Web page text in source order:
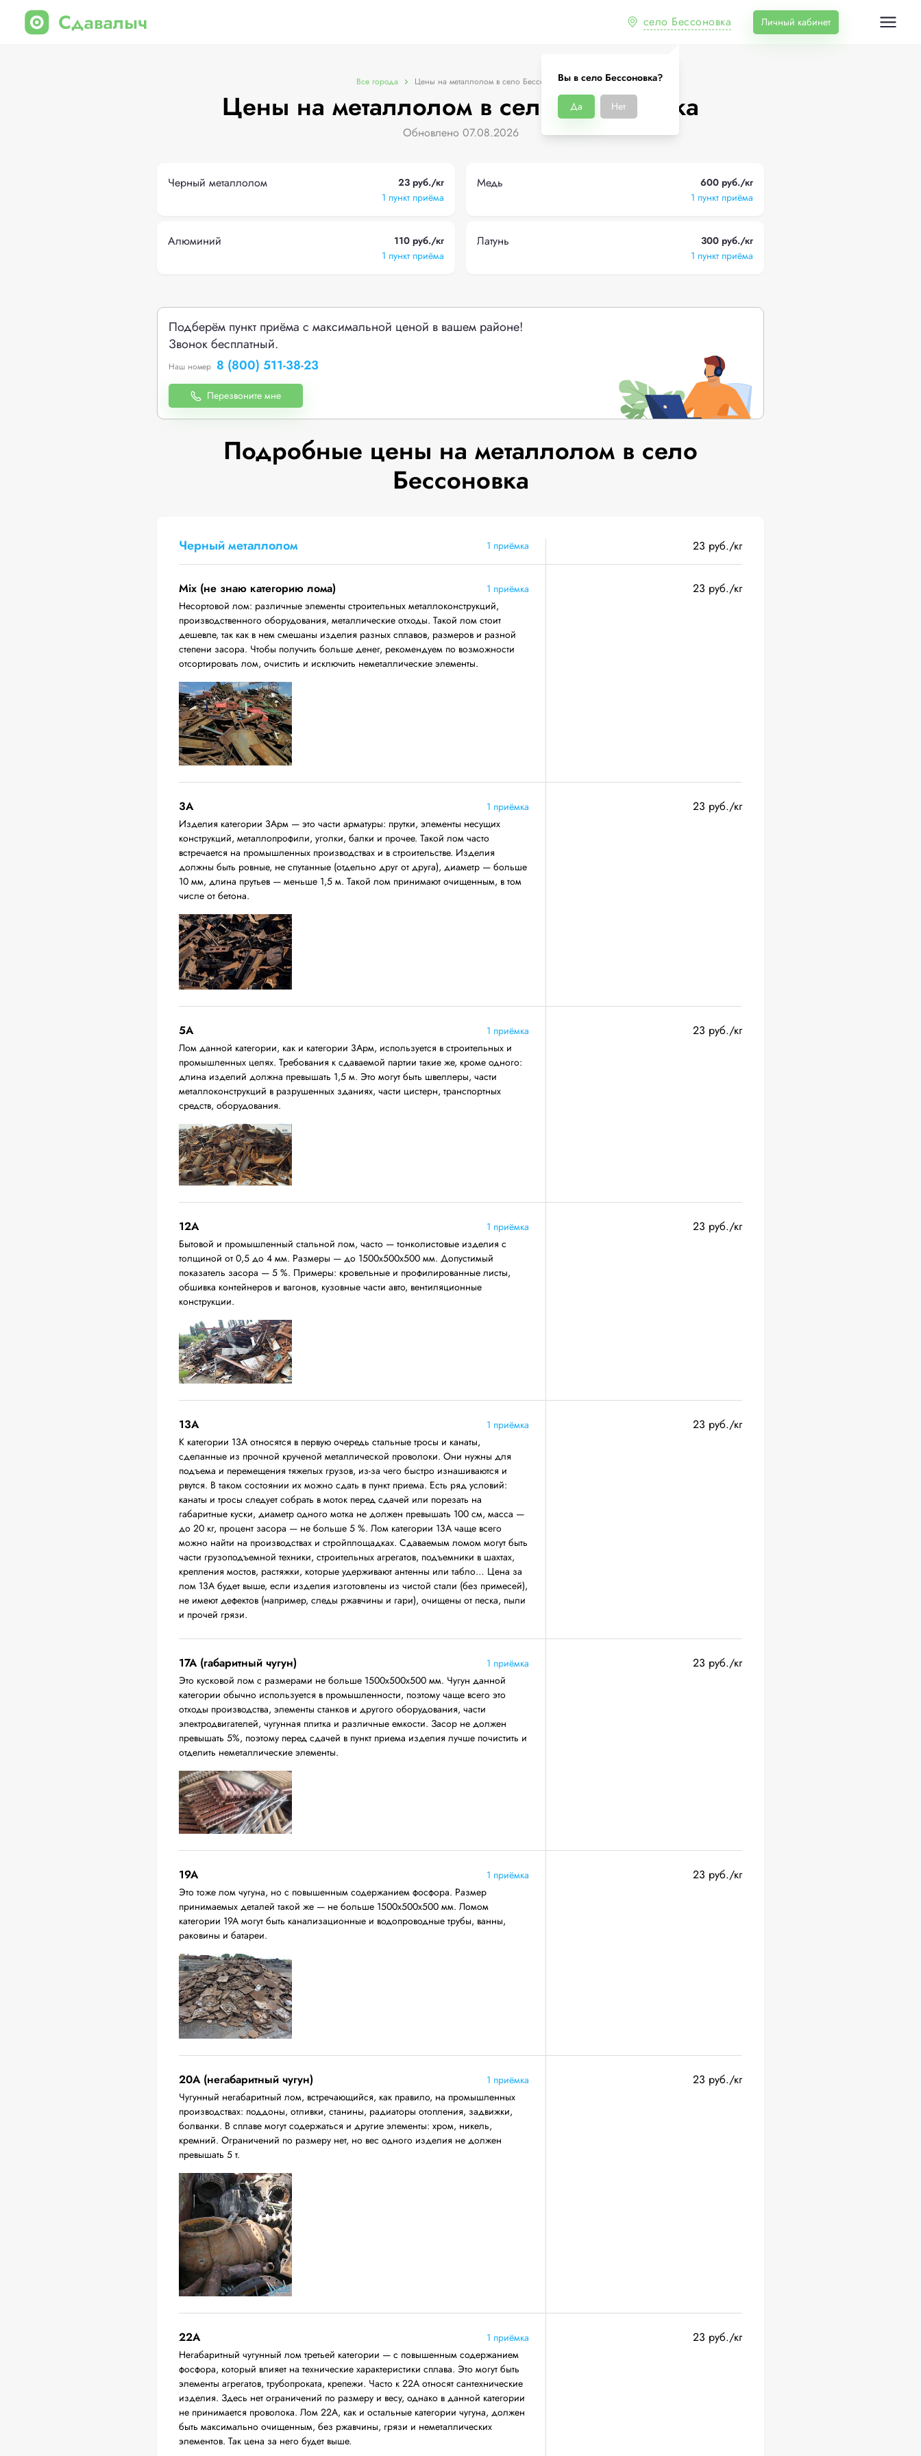
село Бессоновка
Вы в село Бессоновка?
Да Нет
Личный кабинет
Все города Цены на металлолом в село Бессоновка
Цены на металлолом в село Бессоновка
Обновлено 07.08.2026
Черный металлолом
23 руб./кг
1 пункт приёма
Медь
600 руб./кг
1 пункт приёма
Алюминий
110 руб./кг
1 пункт приёма
Латунь
300 руб./кг
1 пункт приёма
Подберём пункт приёма с максимальной ценой в вашем районе!
Звонок бесплатный.
Наш номер 8 (800) 511-38-23
Перезвоните мне
Подробные цены на металлолом в село
Бессоновка
Черный металлолом 1 приёмка 23 руб./кг
Mix (не знаю категорию лома)
1 приёмка
Несортовой лом: различные элементы строительных металлоконструкций,
производственного оборудования, металлические отходы. Такой лом стоит
дешевле, так как в нем смешаны изделия разных сплавов, размеров и разной
степени засора. Чтобы получить больше денег, рекомендуем по возможности
отсортировать лом, очистить и исключить неметаллические элементы.
23 руб./кг
3А
1 приёмка
Изделия категории 3Арм — это части арматуры: прутки, элементы несущих
конструкций, металлопрофили, уголки, балки и прочее. Такой лом часто
встречается на промышленных производствах и в строительстве. Изделия
должны быть ровные, не спутанные (отдельно друг от друга), диаметр — больше
10 мм, длина прутьев — меньше 1,5 м. Такой лом принимают очищенным, в том
числе от бетона.
23 руб./кг
5А
1 приёмка
Лом данной категории, как и категории 3Арм, используется в строительных и
промышленных целях. Требования к сдаваемой партии такие же, кроме одного:
длина изделий должна превышать 1,5 м. Это могут быть швеллеры, части
металлоконструкций в разрушенных зданиях, части цистерн, транспортных
средств, оборудования.
23 руб./кг
12A
1 приёмка
Бытовой и промышленный стальной лом, часто — тонколистовые изделия с
толщиной от 0,5 до 4 мм. Размеры — до 1500х500х500 мм. Допустимый
показатель засора — 5 %. Примеры: кровельные и профилированные листы,
обшивка контейнеров и вагонов, кузовные части авто, вентиляционные
конструкции.
23 руб./кг
13А
1 приёмка
К категории 13А относятся в первую очередь стальные тросы и канаты,
сделанные из прочной крученой металлической проволоки. Они нужны для
подъема и перемещения тяжелых грузов, из-за чего быстро изнашиваются и
рвутся. В таком состоянии их можно сдать в пункт приема. Есть ряд условий:
канаты и тросы следует собрать в моток перед сдачей или порезать на
габаритные куски, диаметр одного мотка не должен превышать 100 см, масса —
до 20 кг, процент засора — не больше 5 %. Лом категории 13А чаще всего
можно найти на производствах и стройплощадках. Сдаваемым ломом могут быть
части грузоподъемной техники, строительных агрегатов, подъемники в шахтах,
крепления мостов, растяжки, которые удерживают антенны или табло… Цена за
лом 13А будет выше, если изделия изготовлены из чистой стали (без примесей),
не имеют дефектов (например, следы ржавчины и гари), очищены от песка, пыли
и прочей грязи.
23 руб./кг
17А (габаритный чугун)
1 приёмка
Это кусковой лом с размерами не больше 1500х500х500 мм. Чугун данной
категории обычно используется в промышленности, поэтому чаще всего это
отходы производства, элементы станков и другого оборудования, части
электродвигателей, чугунная плитка и различные емкости. Засор не должен
превышать 5%, поэтому перед сдачей в пункт приема изделия лучше почистить и
отделить неметаллические элементы.
23 руб./кг
19A
1 приёмка
Это тоже лом чугуна, но с повышенным содержанием фосфора. Размер
принимаемых деталей такой же — не больше 1500х500х500 мм. Ломом
категории 19А могут быть канализационные и водопроводные трубы, ванны,
раковины и батареи.
23 руб./кг
20A (негабаритный чугун)
1 приёмка
Чугунный негабаритный лом, встречающийся, как правило, на промышленных
производствах: поддоны, отливки, станины, радиаторы отопления, задвижки,
болванки. В сплаве могут содержаться и другие элементы: хром, никель,
кремний. Ограничений по размеру нет, но вес одного изделия не должен
превышать 5 т.
23 руб./кг
22A
1 приёмка
Негабаритный чугунный лом третьей категории — с повышенным содержанием
фосфора, который влияет на технические характеристики сплава. Это могут быть
элементы агрегатов, трубопроката, крепежи. Часто к 22А относят сантехнические
изделия. Здесь нет ограничений по размеру и весу, однако в данной категории
не принимается проволока. Лом 22А, как и остальные категории чугуна, должен
быть максимально очищенным, без ржавчины, грязи и неметаллических
элементов. Так цена за него будет выше.
23 руб./кг